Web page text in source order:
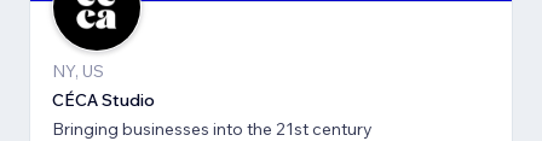
NY, US
CÉCA Studio
Bringing businesses into the 21st century